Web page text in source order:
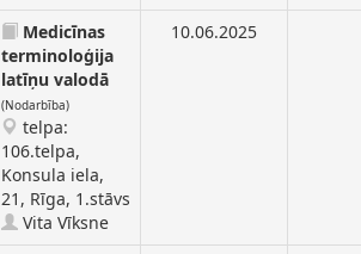
Medicīnas
terminoloģija
latīņu valodā
(Nodarbība)
telpa:
106.telpa,
Konsula iela,
21, Rīga, 1.stāvs
Vita Vīksne
10.06.2025